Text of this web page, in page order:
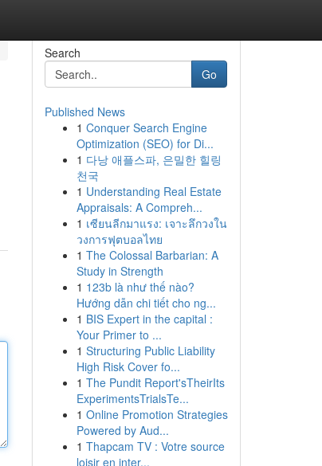
Search
Go
Published News
1 Conquer Search Engine
Optimization (SEO) for Di...
1 다낭 애플스파, 은밀한 힐링
천국
1 Understanding Real Estate
Appraisals: A Compreh...
1 เซียนลีกมาแรง: เจาะลึกวงใน
วงการฟุตบอลไทย
1 The Colossal Barbarian: A
Study in Strength
1 123b là như thế nào?
Hướng dẫn chi tiết cho ng...
1 BIS Expert in the capital :
Your Primer to ...
1 Structuring Public Liability
High Risk Cover fo...
1 The Pundit Report'sTheirIts
ExperimentsTrialsTe...
1 Online Promotion Strategies
Powered by Aud...
1 Thapcam TV : Votre source
loisir en inter...